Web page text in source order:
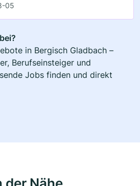
05
in Bergisch Gladbach –
Berufseinsteiger und
Jobs finden und direkt